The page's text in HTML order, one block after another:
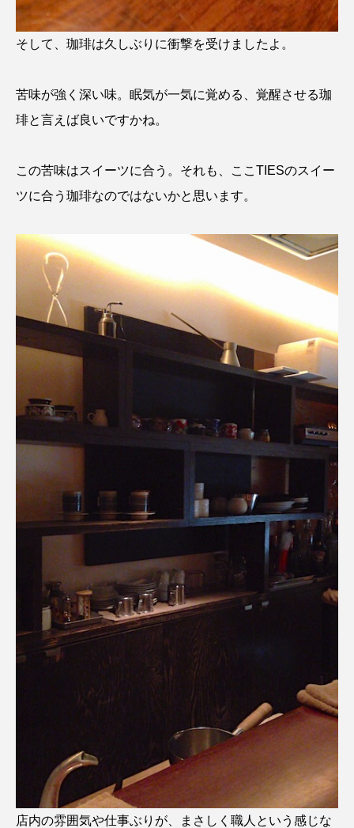
そして、珈琲は久しぶりに衝撃を受けましたよ。
苦味が強く深い味。眠気が一気に覚める、覚醒させる珈
琲と言えば良いですかね。
この苦味はスイーツに合う。それも、ここTIESのスイー
ツに合う珈琲なのではないかと思います。
店内の雰囲気や仕事ぶりが、まさしく職人という感じな